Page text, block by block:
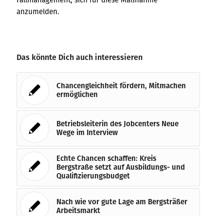
anzumelden.
Das könnte Dich auch interessieren
Chancengleichheit fördern, Mitmachen
ermöglichen
Betriebsleiterin des Jobcenters Neue
Wege im Interview
Echte Chancen schaffen: Kreis
Bergstraße setzt auf Ausbildungs- und
Qualifizierungsbudget
Nach wie vor gute Lage am Bergsträßer
Arbeitsmarkt